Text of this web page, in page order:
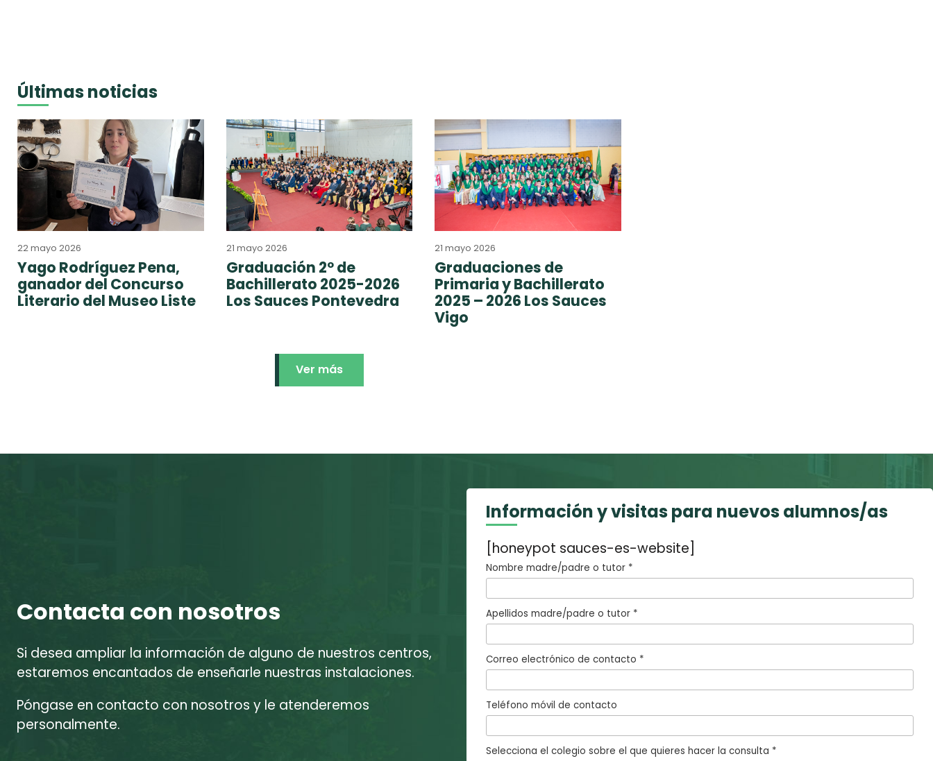
Últimas noticias
22 mayo 2026
Yago Rodríguez Pena,
ganador del Concurso
Literario del Museo Liste
21 mayo 2026
Graduación 2º de
Bachillerato 2025-2026
Los Sauces Pontevedra
21 mayo 2026
Graduaciones de
Primaria y Bachillerato
2025 – 2026 Los Sauces
Vigo
Ver más
Contacta con nosotros
Si desea ampliar la información de alguno de nuestros centros,
estaremos encantados de enseñarle nuestras instalaciones.
Póngase en contacto con nosotros y le atenderemos
personalmente.
Información y visitas para nuevos alumnos/as
[honeypot sauces-es-website]
Nombre madre/padre o tutor *
Apellidos madre/padre o tutor *
Correo electrónico de contacto *
Teléfono móvil de contacto
Selecciona el colegio sobre el que quieres hacer la consulta *